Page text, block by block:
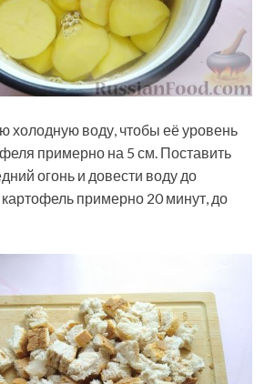
холодную воду, чтобы её уровень
примерно на 5 см. Поставить
огонь и довести воду до
примерно 20 минут, до